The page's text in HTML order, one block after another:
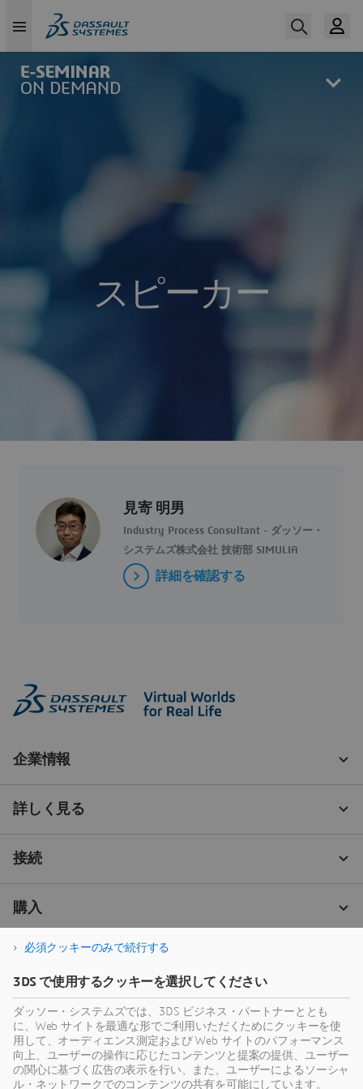
スピーカー
見寄 明男
Industry Process Consultant - ダッソー・
システムズ株式会社 技術部 SIMULIA
詳細を確認する
必須クッキーのみで続行する
3DS で使用するクッキーを選択してください
ダッソー・システムズでは、3DS ビジネス・パートナーととも
に、Web サイトを最適な形でご利用いただくためにクッキーを使
用して、オーディエンス測定および Web サイトのパフォーマンス
向上、ユーザーの操作に応じたコンテンツと提案の提供、ユーザー
の関心に基づく広告の表示を行い、また、ユーザーによるソーシャ
ル・ネットワークでのコンテンツの共有を可能にしています。